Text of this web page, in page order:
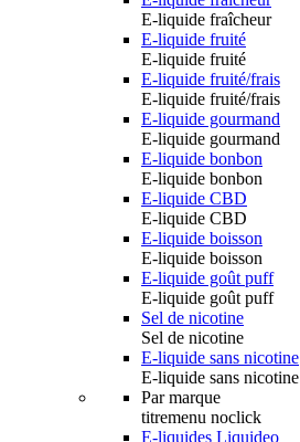
E-liquide fraîcheur
E-liquide fruité
E-liquide fruité
E-liquide fruité/frais
E-liquide fruité/frais
E-liquide gourmand
E-liquide gourmand
E-liquide bonbon
E-liquide bonbon
E-liquide CBD
E-liquide CBD
E-liquide boisson
E-liquide boisson
E-liquide goût puff
E-liquide goût puff
Sel de nicotine
Sel de nicotine
E-liquide sans nicotine
E-liquide sans nicotine
Par marque
titremenu noclick
E-liquides Liquideo